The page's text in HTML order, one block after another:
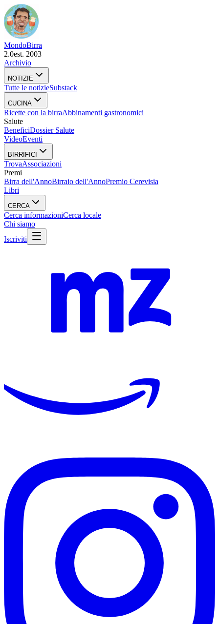
MondoBirra
2.0est. 2003
Archivio
NOTIZIE
Tutte le notizieSubstack
CUCINA
Ricette con la birraAbbinamenti gastronomici
Salute
BeneficiDossier Salute
VideoEventi
BIRRIFICI
TrovaAssociazioni
Premi
Birra dell'AnnoBirraio dell'AnnoPremio Cerevisia
Libri
CERCA
Cerca informazioniCerca locale
Chi siamo
Iscriviti